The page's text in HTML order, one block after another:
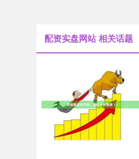
配资实盘网站 相关话题